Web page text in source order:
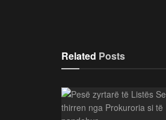
Related Posts